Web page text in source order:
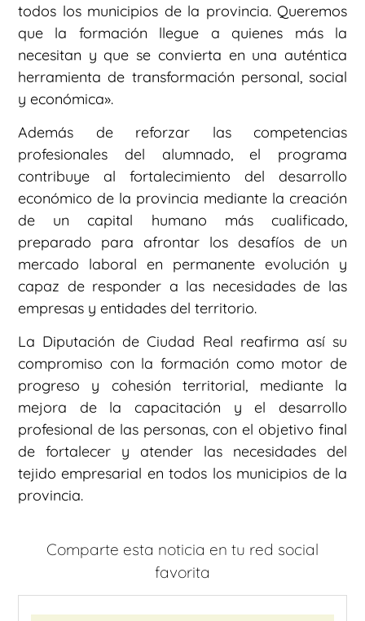
todos los municipios de la provincia. Queremos
que la formación llegue a quienes más la
necesitan y que se convierta en una auténtica
herramienta de transformación personal, social
y económica».
Además de reforzar las competencias
profesionales del alumnado, el programa
contribuye al fortalecimiento del desarrollo
económico de la provincia mediante la creación
de un capital humano más cualificado,
preparado para afrontar los desafíos de un
mercado laboral en permanente evolución y
capaz de responder a las necesidades de las
empresas y entidades del territorio.
La Diputación de Ciudad Real reafirma así su
compromiso con la formación como motor de
progreso y cohesión territorial, mediante la
mejora de la capacitación y el desarrollo
profesional de las personas, con el objetivo final
de fortalecer y atender las necesidades del
tejido empresarial en todos los municipios de la
provincia.
Comparte esta noticia en tu red social
favorita